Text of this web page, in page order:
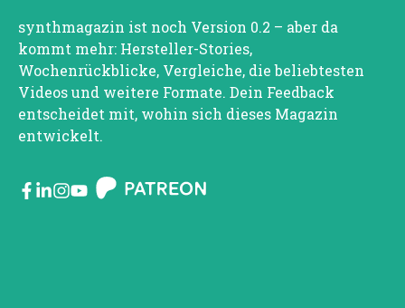
synthmagazin ist noch Version 0.2 – aber da
kommt mehr: Hersteller-Stories,
Wochenrückblicke, Vergleiche, die beliebtesten
Videos und weitere Formate. Dein Feedback
entscheidet mit, wohin sich dieses Magazin
entwickelt.